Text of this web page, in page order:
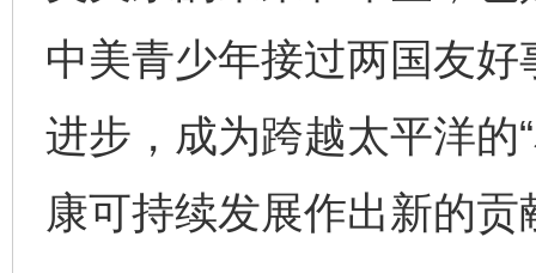
中美青少年接过两国友
进步，成为跨越太平洋的
康可持续发展作出新的贡
今